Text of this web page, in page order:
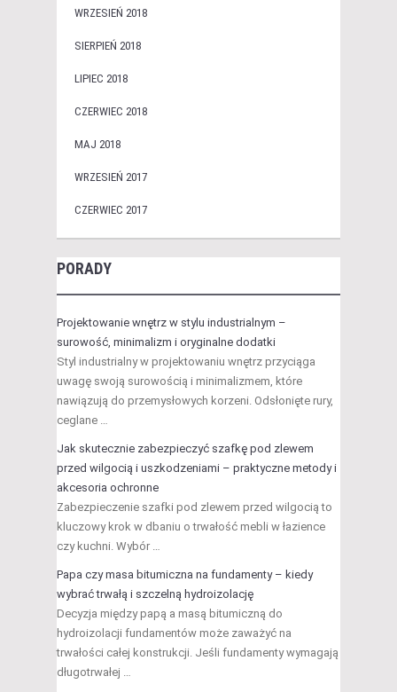
WRZESIEŃ 2018
SIERPIEŃ 2018
LIPIEC 2018
CZERWIEC 2018
MAJ 2018
WRZESIEŃ 2017
CZERWIEC 2017
PORADY
Projektowanie wnętrz w stylu industrialnym –
surowość, minimalizm i oryginalne dodatki
Styl industrialny w projektowaniu wnętrz przyciąga
uwagę swoją surowością i minimalizmem, które
nawiązują do przemysłowych korzeni. Odsłonięte rury,
ceglane …
Jak skutecznie zabezpieczyć szafkę pod zlewem
przed wilgocią i uszkodzeniami – praktyczne metody i
akcesoria ochronne
Zabezpieczenie szafki pod zlewem przed wilgocią to
kluczowy krok w dbaniu o trwałość mebli w łazience
czy kuchni. Wybór …
Papa czy masa bitumiczna na fundamenty – kiedy
wybrać trwałą i szczelną hydroizolację
Decyzja między papą a masą bitumiczną do
hydroizolacji fundamentów może zaważyć na
trwałości całej konstrukcji. Jeśli fundamenty wymagają
długotrwałej …